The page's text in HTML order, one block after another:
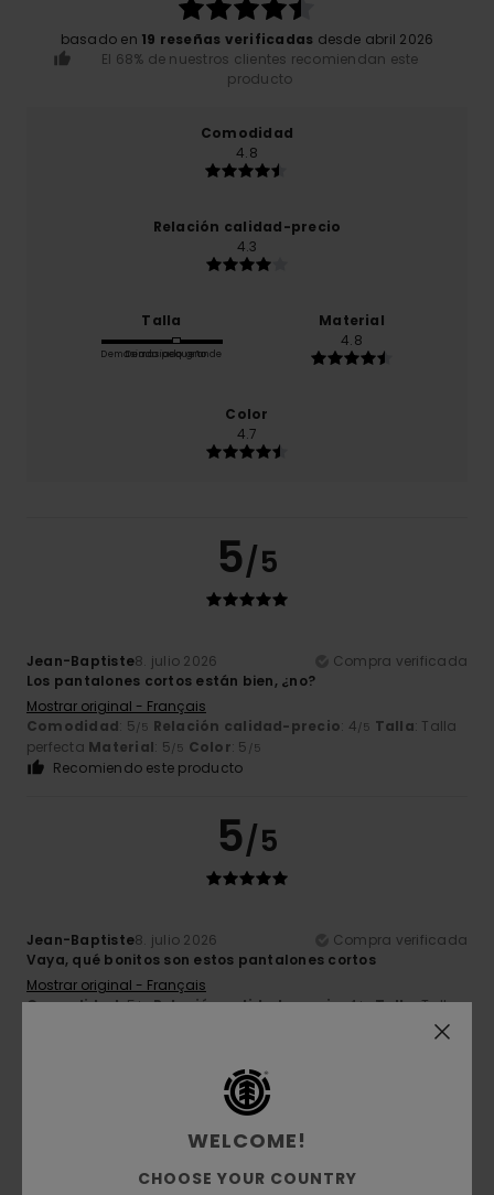
basado en 19 reseñas verificadas desde abril 2026
El 68% de nuestros clientes recomiendan este
producto
Comodidad
4.8
Relación calidad-precio
4.3
Talla
Demasiado pequeño
Demasiado grande
Material
4.8
Color
4.7
5/5
Jean-Baptiste8. julio 2026
Compra verificada
Los pantalones cortos están bien, ¿no?
Mostrar original - Français
Comodidad: 5/5 Relación calidad-precio: 4/5 Talla: Talla
perfecta Material: 5/5 Color: 5 /5
Recomiendo este producto
5/5
Jean-Baptiste8. julio 2026
Compra verificada
Vaya, qué bonitos son estos pantalones cortos
Mostrar original - Français
Comodidad: 5/5 Relación calidad-precio: 4/5 Talla: Talla
5/5
WELCOME!
CHOOSE YOUR COUNTRY